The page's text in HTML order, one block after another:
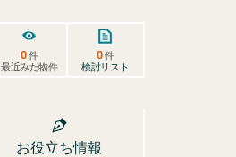
0件
最近みた物件
0件
検討リスト
お役立ち情報